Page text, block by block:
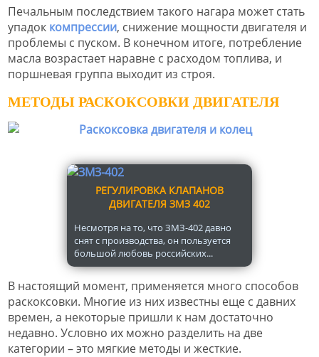
Печальным последствием такого нагара может стать
упадок компрессии, снижение мощности двигателя и
проблемы с пуском. В конечном итоге, потребление
масла возрастает наравне с расходом топлива, и
поршневая группа выходит из строя.
МЕТОДЫ РАСКОКСОВКИ ДВИГАТЕЛЯ
РЕГУЛИРОВКА КЛАПАНОВ
ДВИГАТЕЛЯ ЗМЗ 402
Несмотря на то, что ЗМЗ-402 давно
снят с производства, он пользуется
большой любовь российских...
В настоящий момент, применяется много способов
раскоксовки. Многие из них известны еще с давних
времен, а некоторые пришли к нам достаточно
недавно. Условно их можно разделить на две
категории – это мягкие методы и жесткие.